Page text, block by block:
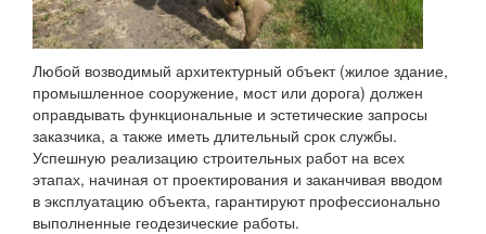
Любой возводимый архитектурный объект (жилое здание,
промышленное сооружение, мост или дорога) должен
оправдывать функциональные и эстетические запросы
заказчика, а также иметь длительный срок службы.
Успешную реализацию строительных работ на всех
этапах, начиная от проектирования и заканчивая вводом
в эксплуатацию объекта, гарантируют профессионально
выполненные геодезические работы.